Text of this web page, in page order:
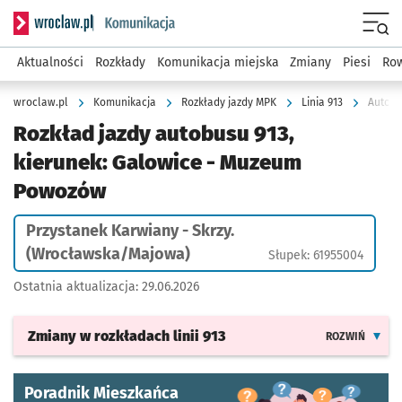
Serwis informacyjny wroclaw.pl podserwis: Komunikacja
Aktualności Rozkłady Komunikacja miejska Zmiany Piesi
wroclaw.pl Komunikacja Rozkłady jazdy MPK Linia 913
Rozkład jazdy autobusu 913,
kierunek: Galowice - Muzeum
Powozów
Przystanek Karwiany - Skrzy.
(Wrocławska/Majowa)
Słupek: 61955004
Ostatnia aktualizacja: 29.06.2026
Zmiany w rozkładach linii 913 ROZWIŃ
Poradnik Mieszkańca